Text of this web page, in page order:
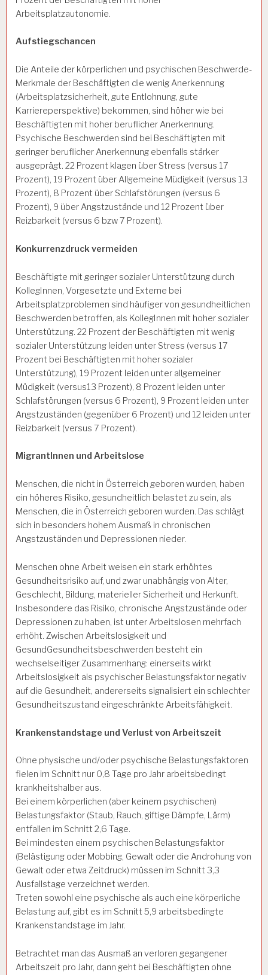
Arbeitsplatzautonomie.
Aufstiegschancen
Die Anteile der körperlichen und psychischen Beschwerde-
Merkmale der Beschäftigten die wenig Anerkennung
(Arbeitsplatzsicherheit, gute Entlohnung, gute
Karriereperspektive) bekommen, sind höher wie bei
Beschäftigten mit hoher beruflicher Anerkennung.
Psychische Beschwerden sind bei Beschäftigten mit
geringer beruflicher Anerkennung ebenfalls stärker
ausgeprägt. 22 Prozent klagen über Stress (versus 17
Prozent), 19 Prozent über Allgemeine Müdigkeit (versus 13
Prozent), 8 Prozent über Schlafstörungen (versus 6
Prozent), 9 über Angstzustände und 12 Prozent über
Reizbarkeit (versus 6 bzw 7 Prozent).
Konkurrenzdruck vermeiden
Beschäftigte mit geringer sozialer Unterstützung durch
KollegInnen, Vorgesetzte und Externe bei
Arbeitsplatzproblemen sind häufiger von gesundheitlichen
Beschwerden betroffen, als KollegInnen mit hoher sozialer
Unterstützung. 22 Prozent der Beschäftigten mit wenig
sozialer Unterstützung leiden unter Stress (versus 17
Prozent bei Beschäftigten mit hoher sozialer
Unterstützung), 19 Prozent leiden unter allgemeiner
Müdigkeit (versus13 Prozent), 8 Prozent leiden unter
Schlafstörungen (versus 6 Prozent), 9 Prozent leiden unter
Angstzuständen (gegenüber 6 Prozent) und 12 leiden unter
Reizbarkeit (versus 7 Prozent).
MigrantInnen und Arbeitslose
Menschen, die nicht in Österreich geboren wurden, haben
ein höheres Risiko, gesundheitlich belastet zu sein, als
Menschen, die in Österreich geboren wurden. Das schlägt
sich in besonders hohem Ausmaß in chronischen
Angstzuständen und Depressionen nieder.
Menschen ohne Arbeit weisen ein stark erhöhtes
Gesundheitsrisiko auf, und zwar unabhängig von Alter,
Geschlecht, Bildung, materieller Sicherheit und Herkunft.
Insbesondere das Risiko, chronische Angstzustände oder
Depressionen zu haben, ist unter Arbeitslosen mehrfach
erhöht. Zwischen Arbeitslosigkeit und
GesundGesundheitsbeschwerden besteht ein
wechselseitiger Zusammenhang: einerseits wirkt
Arbeitslosigkeit als psychischer Belastungsfaktor negativ
auf die Gesundheit, andererseits signalisiert ein schlechter
Gesundheitszustand eingeschränkte Arbeitsfähigkeit.
Krankenstandstage und Verlust von Arbeitszeit
Ohne physische und/oder psychische Belastungsfaktoren
fielen im Schnitt nur 0,8 Tage pro Jahr arbeitsbedingt
krankheitshalber aus.
Bei einem körperlichen (aber keinem psychischen)
Belastungsfaktor (Staub, Rauch, giftige Dämpfe, Lärm)
entfallen im Schnitt 2,6 Tage.
Bei mindesten einem psychischen Belastungsfaktor
(Belästigung oder Mobbing, Gewalt oder die Androhung von
Gewalt oder etwa Zeitdruck) müssen im Schnitt 3,3
Ausfallstage verzeichnet werden.
Treten sowohl eine psychische als auch eine körperliche
Belastung auf, gibt es im Schnitt 5,9 arbeitsbedingte
Krankenstandstage im Jahr.
Betrachtet man das Ausmaß an verloren gegangener
Arbeitszeit pro Jahr, dann geht bei Beschäftigten ohne